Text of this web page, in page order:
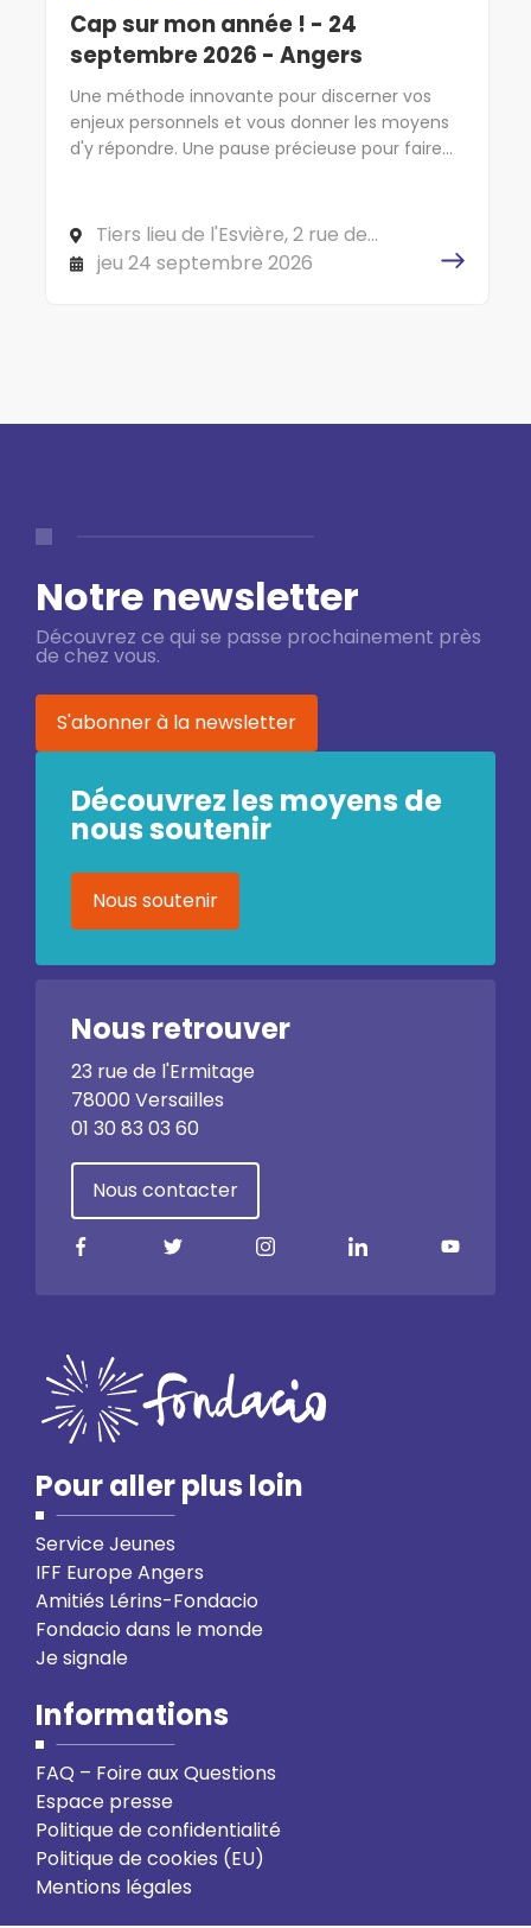
Cap sur mon année ! - 24
septembre 2026 - Angers
Une méthode innovante pour discerner vos
enjeux personnels et vous donner les moyens
d'y répondre. Une pause précieuse pour faire
Tiers lieu de l'Esvière, 2 rue de
l'Esvière, 49000 ANGERS
jeu 24 septembre 2026
Notre newsletter
Découvrez ce qui se passe prochainement près
de chez vous.
S'abonner à la newsletter
Découvrez les moyens de
nous soutenir
Nous soutenir
Nous retrouver
23 rue de l'Ermitage
78000 Versailles
01 30 83 03 60
Nous contacter
Pour aller plus loin
Service Jeunes
IFF Europe Angers
Amitiés Lérins-Fondacio
Fondacio dans le monde
Je signale
Informations
FAQ – Foire aux Questions
Espace presse
Politique de confidentialité
Politique de cookies (EU)
Mentions légales